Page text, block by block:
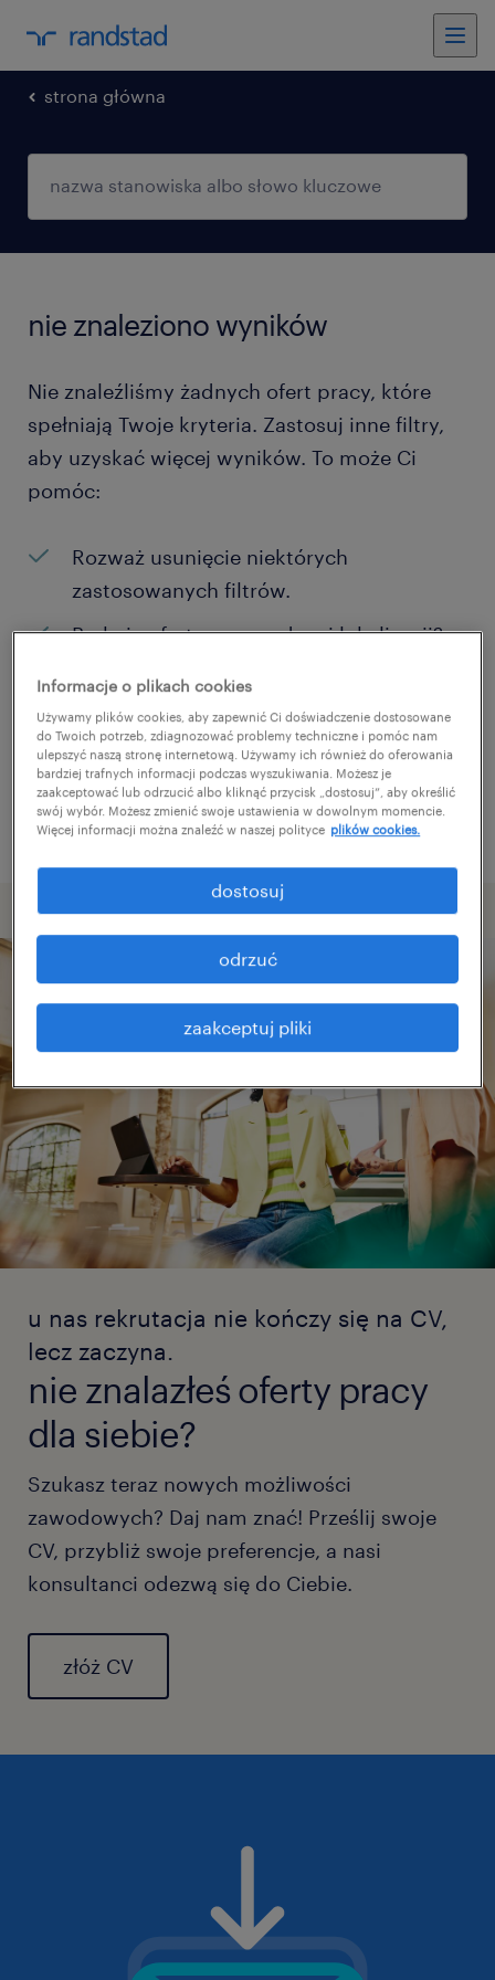
strona główna
nie znaleziono wyników
Nie znaleźliśmy żadnych ofert pracy, które
spełniają Twoje kryteria. Zastosuj inne filtry,
aby uzyskać więcej wyników. To może Ci
pomóc:
Rozważ usunięcie niektórych
zastosowanych filtrów.
Brakuje ofert pracy w danej lokalizacji?
poszukiwań?
Zmień nazwę stanowiska albo słowa
kluczowe i sprawdź, czy zostały zapisane
poprawnie.
u nas rekrutacja nie kończy się na CV,
lecz zaczyna.
nie znalazłeś oferty pracy
dla siebie?
Szukasz teraz nowych możliwości
zawodowych? Daj nam znać! Prześlij swoje
CV, przybliż swoje preferencje, a nasi
konsultanci odezwą się do Ciebie.
złóż CV
Informacje o plikach cookies
Używamy plików cookies, aby zapewnić Ci doświadczenie dostosowane
do Twoich potrzeb, zdiagnozować problemy techniczne i pomóc nam
ulepszyć naszą stronę internetową. Używamy ich również do oferowania
bardziej trafnych informacji podczas wyszukiwania. Możesz je
zaakceptować lub odrzucić albo kliknąć przycisk „dostosuj”, aby określić
swój wybór. Możesz zmienić swoje ustawienia w dowolnym momencie.
Więcej informacji można znaleźć w naszej polityce plików cookies.
zaakceptuj pliki
odrzuć
dostosuj